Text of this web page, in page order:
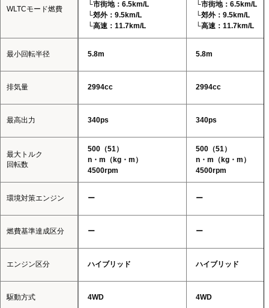
WLTCモード燃費
最小回転半径
排気量
最高出力
最大トルク
回転数
環境対策エンジン
燃費基準達成区分
エンジン区分
駆動方式
└市街地：6.5km/L
└郊外：9.5km/L
└高速：11.7km/L
└市街地：6.5km/L
└郊外：9.5km/L
└高速：11.7km/L
5.8m 5.8m
2994cc 2994cc
340ps 340ps
500（51）
n・m（kg・m）
4500rpm
500（51）
n・m（kg・m）
4500rpm
ー ー
ー ー
ハイブリッド ハイブリッド
4WD 4WD